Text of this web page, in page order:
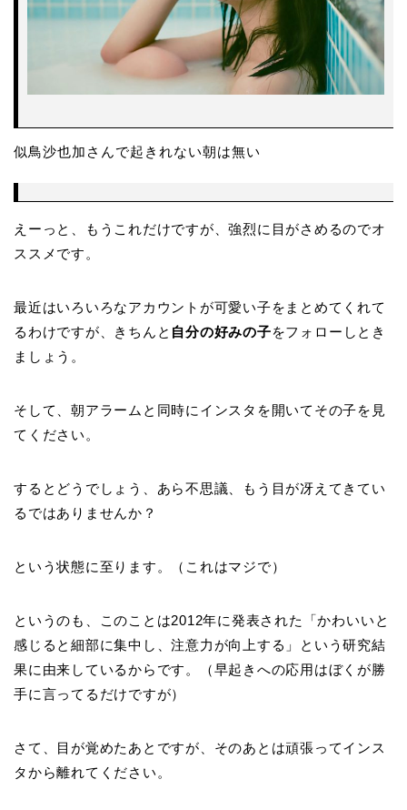
似鳥沙也加さんで起きれない朝は無い
えーっと、もうこれだけですが、強烈に目がさめるのでオ
ススメです。
最近はいろいろなアカウントが可愛い子をまとめてくれて
るわけですが、きちんと 自分の好みの子をフォローしとき
ましょう。
そして、朝アラームと同時にインスタを開いてその子を見
てください。
するとどうでしょう、あら不思議、もう目が冴えてきてい
るではありませんか？
という状態に至ります。（これはマジで）
というのも、このことは2012年に発表された「かわいいと
感じると細部に集中し、注意力が向上する」という研究結
果に由来しているからです。（早起きへの応用はぼくが勝
手に言ってるだけですが）
さて、目が覚めたあとですが、そのあとは頑張ってインス
タから離れてください。